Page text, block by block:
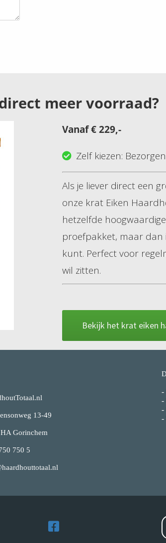
meer voorraad?
Vanaf € 229,-
Zelf kiezen:
Als je liever direct een
onze krat Eiken
hetzelfde
proefpakket, maar dan
kunt. Perfect voor
wil zitten.
Bekijk het krat eiken
13-49
Gorinchem
750 5
-
-
-
-